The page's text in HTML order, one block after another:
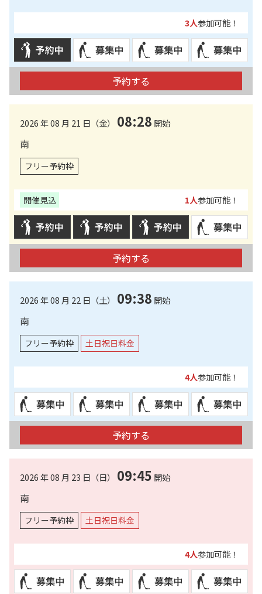
3人参加可能！
予約する
2026 年 08 月 21 日（金） 08:28 開始
南
フリー予約枠
開催見込 1人参加可能！
予約する
2026 年 08 月 22 日（土） 09:38 開始
南
フリー予約枠 土日祝日料金
4人参加可能！
予約する
2026 年 08 月 23 日（日） 09:45 開始
南
フリー予約枠 土日祝日料金
4人参加可能！